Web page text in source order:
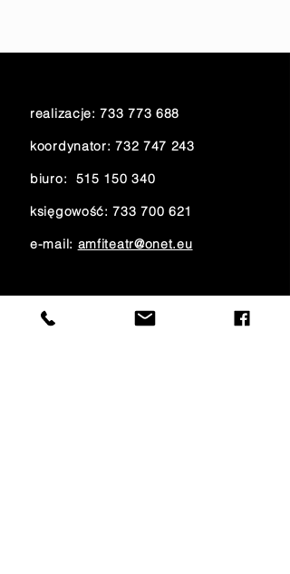
realizacje:733 773 688
koordynator:732 747 243
biuro: 515 150 340
księgowość:733 700 621
e-mail: amfiteatr@onet.eu